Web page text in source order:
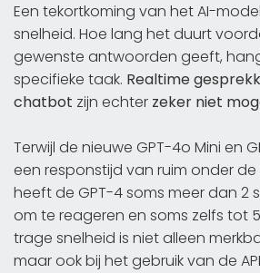
Een tekortkoming van het AI-
snelheid. Hoe lang het duurt
gewenste antwoorden geeft,
specifieke taak. Realtime
chatbot zijn echter zeker niet
Terwijl de nieuwe GPT-4o Mini en
een responstijd van ruim onder
heeft de GPT-4 soms meer dan 2
om te reageren en soms zelfs tot
trage snelheid is niet alleen
maar ook bij het gebruik van de